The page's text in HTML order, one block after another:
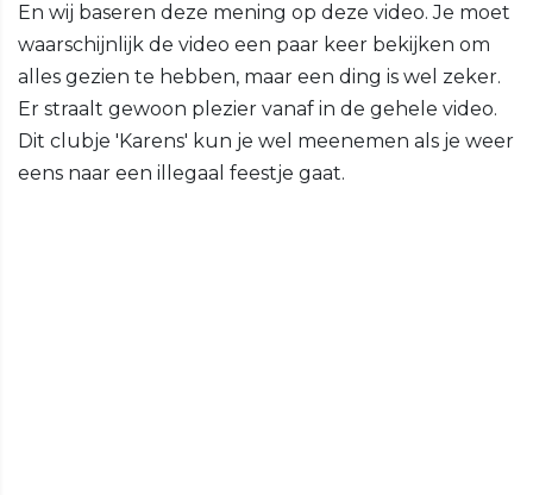
En wij baseren deze mening op deze video. Je moet
waarschijnlijk de video een paar keer bekijken om
alles gezien te hebben, maar een ding is wel zeker.
Er straalt gewoon plezier vanaf in de gehele video.
Dit clubje 'Karens' kun je wel meenemen als je weer
eens naar een illegaal feestje gaat.